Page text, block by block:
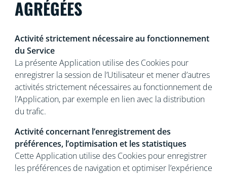
AGRÉGÉES
Activité strictement nécessaire au fonctionnement
du Service
La présente Application utilise des Cookies pour
enregistrer la session de l’Utilisateur et mener d’autres
activités strictement nécessaires au fonctionnement de
l’Application, par exemple en lien avec la distribution
du trafic.
Activité concernant l’enregistrement des
préférences, l’optimisation et les statistiques
Cette Application utilise des Cookies pour enregistrer
les préférences de navigation et optimiser l’expérience